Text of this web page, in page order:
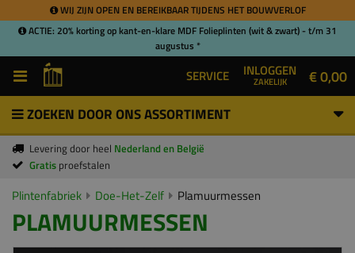
WIJ ZIJN OPEN EN BEREIKBAAR TIJDENS HET BOUWVERLOF
ACTIE: 20% korting op kant-en-klare MDF Folieplinten (wit & zwart) - t/m 31
augustus *
SERVICE INLOGGEN
ZAKELIJK € 0,00
ZOEKEN DOOR ONS ASSORTIMENT
Levering door heel Nederland en België
Gratis proefstalen
Plintenfabriek Doe-Het-Zelf Plamuurmessen
PLAMUURMESSEN